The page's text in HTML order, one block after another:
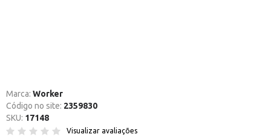
Marca: Worker
Código no site: 2359830
SKU: 17148
Visualizar avaliações